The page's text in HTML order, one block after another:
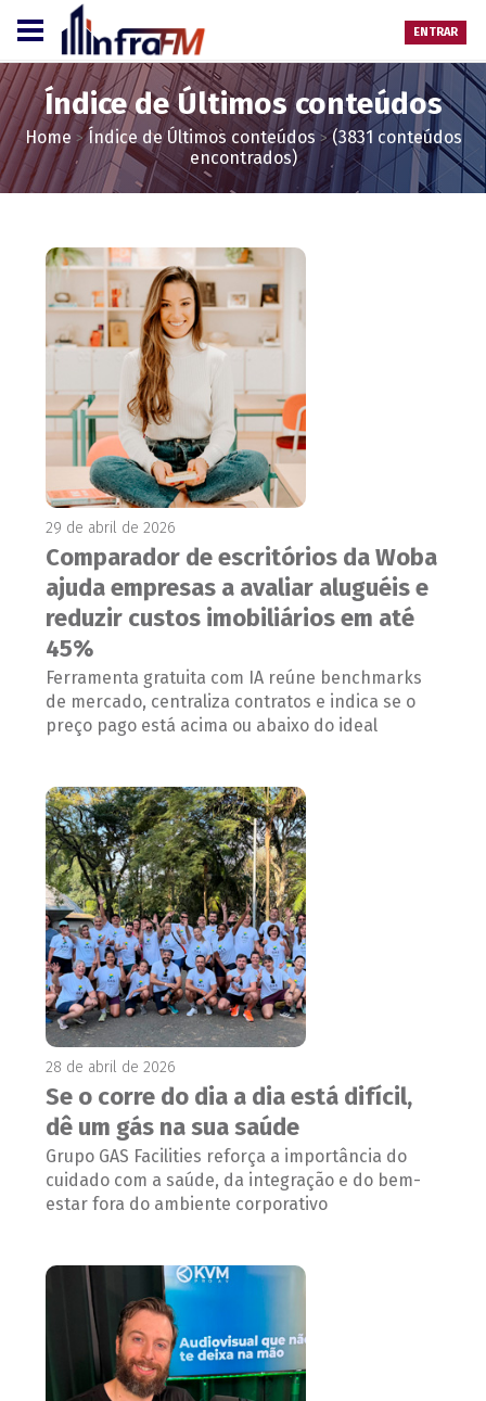
ENTRAR
Índice de Últimos conteúdos
Home >Índice de Últimos conteúdos >(3831 conteúdos
encontrados)
29 de abril de 2026
Comparador de escritórios da Woba
ajuda empresas a avaliar aluguéis e
reduzir custos imobiliários em até
45%
Ferramenta gratuita com IA reúne benchmarks
de mercado, centraliza contratos e indica se o
preço pago está acima ou abaixo do ideal
28 de abril de 2026
Se o corre do dia a dia está difícil,
dê um gás na sua saúde
Grupo GAS Facilities reforça a importância do
cuidado com a saúde, da integração e do bem-
estar fora do ambiente corporativo